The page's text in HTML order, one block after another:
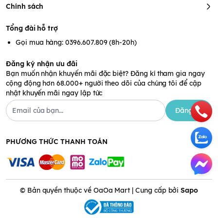
Giặt máy:
Lưu ý khi sử dụng sản phẩm :
Bảo quản nơi khô ráo, thoáng mát, tránh ánh nắng trực tiếp.
Tránh xa tầm tay trẻ em.
Không sử dụng cho các loại vải len, lụa, tơ tằm.
Chính sách
Tổng đài hỗ trợ
Gọi mua hàng: 0396.607.809 (8h-20h)
Đăng ký nhận ưu đãi
Bạn muốn nhận khuyến mãi đặc biệt? Đăng kí tham gia ngay
cộng động hơn 68.000+ người theo dõi của chúng tôi để cập
nhật khuyến mãi ngay lập tức
Đăng ký
PHƯƠNG THỨC THANH TOÁN
© Bản quyền thuộc về OaOa Mart | Cung cấp bởiSapo